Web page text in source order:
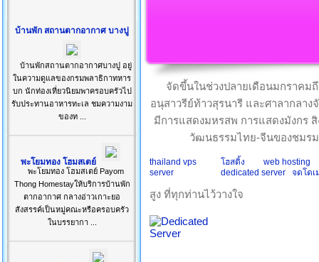
บ้านพัก สถานตากอากาศ บางปู
บ้านพักสถานตากอากาศบางปู อยู่
ในความดูแลของกรมพลาธิกาทหาร
บก นักท่องเที่ยวนิยมพาครอบครัวไป
รับประทานอาหารทะเล ชมความงาม
ของท ...
พะโยมทอง โฮมสเตย์
พะโยมทอง โฮมสเตย์ Payom
Thong Homestayให้บริการบ้านพัก
ตากอากาศ กลางอ่าวเกาะยอ
สังสรรค์เป็นหมู่คณะหรือครอบครัว
ในบรรยากา ...
จัดขึ้นในช่วงปลายเดือนมกราค
อนุสาวรีย์ท้าวสุรนารี และศาลากลา
มีการแสดงมหรสพ การแสดงมังกร
วัฒนธรรมไทย-จีนของชมร
thailand vps
server
โฮสติ้ง
web hosting
dedicated server
จดโดเ
สูง ที่ทุกท่านไว้วางใจ